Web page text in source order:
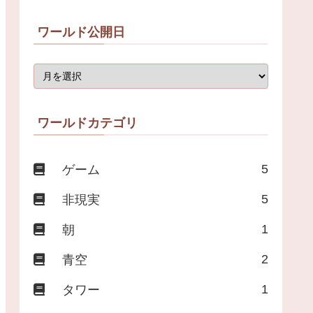
ワールド公開日
ワールドカテゴリ
ゲーム 5
非現実 5
朝 1
青空 2
タワー 1